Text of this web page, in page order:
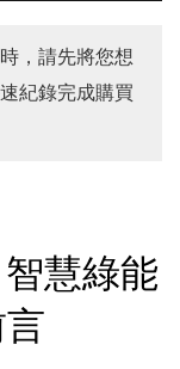
，請先將您想
紀錄完成購買
慧綠能